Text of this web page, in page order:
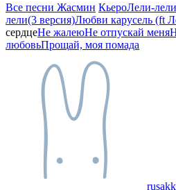
Все песни Жасмин КьероЛели-лели
лели(3 версия)Любви карусель (ft
сердцеНе жалеюНе отпускай меня
любовьПрощай, моя помада